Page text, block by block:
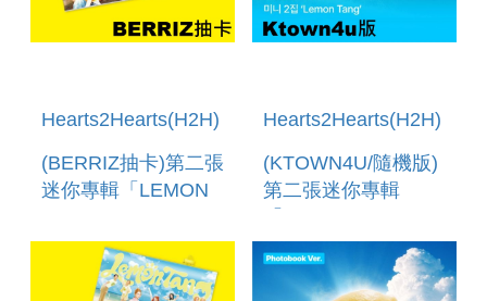
Hearts2Hearts(H2H)
(BERRIZ抽卡)第二張
迷你專輯「LEMON
VER.)」 (韓國進口
Hearts2Hearts(H2H)
(KTOWN4U/隨機版)
第二張迷你專輯
TANG(PHOTOBOOK
VER.)」(韓國進口版)